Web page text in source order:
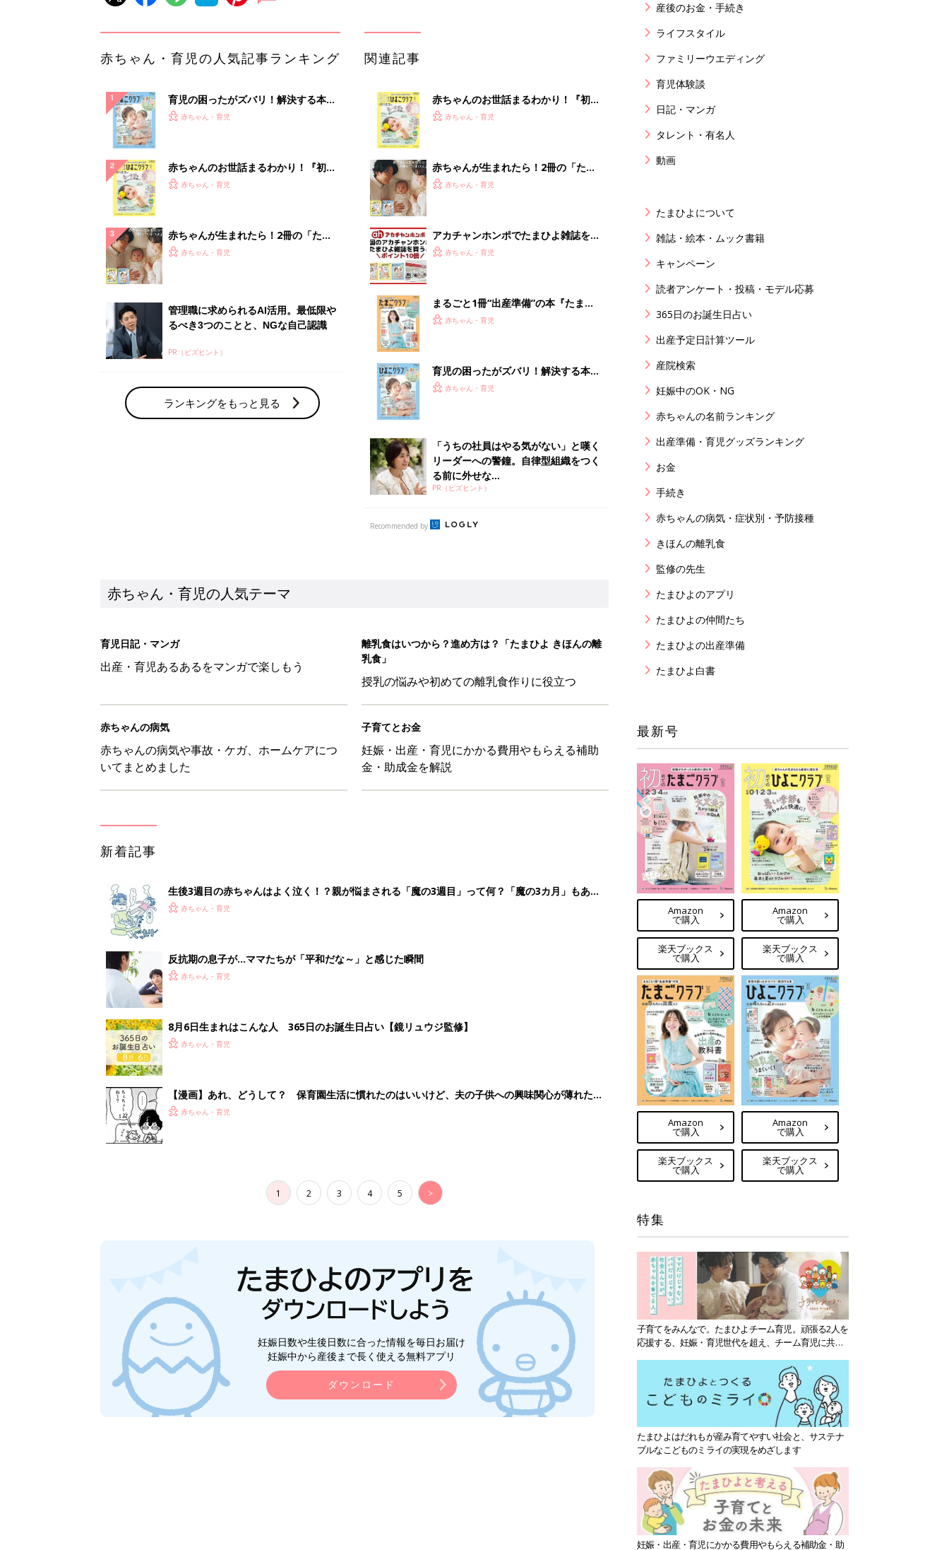
赤ちゃん・育児の人気記事ランキング
育児の困ったがズバリ！解決する本
『ひよこクラブ 夏号』 4カ月～2才
赤ちゃん・育児
赤ちゃんのお世話まるわかり！『初め
てのひよこクラブ 夏号』〈巻頭大特
赤ちゃん・育児
赤ちゃんが生まれたら！2冊の「たま
ひよ」
赤ちゃん・育児
管理職に求められるAI活用。最低限や
るべき3つのことと、NGな自己認識
PR（ビズヒント）
ランキングをもっと見る
関連記事
赤ちゃんのお世話まるわかり！『初め
てのひよこクラブ 夏号』〈巻頭大特
赤ちゃん・育児
赤ちゃんが生まれたら！2冊の「たま
ひよ」
赤ちゃん・育児
アカチャンホンポでたまひよ雑誌を買
うとポイント10倍【期間限定】
赤ちゃん・育児
まるごと1冊“出産準備”の本『たまご
クラブ 夏号』〈スペシャル大特集〉
赤ちゃん・育児
育児の困ったがズバリ！解決する本
『ひよこクラブ 夏号』 4カ月～2才
赤ちゃん・育児
「うちの社員はやる気がない」と嘆く
リーダーへの警鐘。自律型組織をつく
る前に外せな...
PR（ビズヒント）
Recommended by
赤ちゃん・育児の人気テーマ
育児日記・マンガ
出産・育児あるあるをマンガで楽しもう
離乳食はいつから？進め方は？「たまひよ きほんの離
乳食」
授乳の悩みや初めての離乳食作りに役立つ
赤ちゃんの病気
赤ちゃんの病気や事故・ケガ、ホームケアにつ
いてまとめました
子育てとお金
妊娠・出産・育児にかかる費用やもらえる補助
金・助成金を解説
新着記事
生後3週目の赤ちゃんはよく泣く！？親が悩まされる「魔の3週目」って何？「魔の3カ月」もある
って本当？【専門家】
赤ちゃん・育児
反抗期の息子が...ママたちが「平和だな～」と感じた瞬間
赤ちゃん・育児
8月6日生まれはこんな人 365日のお誕生日占い【鏡リュウジ監修】
赤ちゃん・育児
【漫画】あれ、どうして？ 保育園生活に慣れたのはいいけど、夫の子供への興味関心が薄れた気
がする……！『ふうふう子育て ＃91』
赤ちゃん・育児
1 2 3 4 5 >
妊娠日数や生後日数に合った情報を毎日お届け
妊娠中から産後まで長く使える無料アプリ
ダウンロード
産後のお金・手続き
ライフスタイル
ファミリーウエディング
育児体験談
日記・マンガ
タレント・有名人
動画
たまひよについて
雑誌・絵本・ムック書籍
キャンペーン
読者アンケート・投稿・モデル応募
365日のお誕生日占い
出産予定日計算ツール
産院検索
妊娠中のOK・NG
赤ちゃんの名前ランキング
出産準備・育児グッズランキング
お金
手続き
赤ちゃんの病気・症状別・予防接種
きほんの離乳食
監修の先生
たまひよのアプリ
たまひよの仲間たち
たまひよの出産準備
たまひよ白書
最新号
Amazon
で購入
楽天ブックス
で購入
Amazon
で購入
楽天ブックス
で購入
Amazon
で購入
楽天ブックス
で購入
Amazon
で購入
楽天ブックス
で購入
特集
子育てをみんなで。たまひよチーム育児。頑張る2人を
応援する、妊娠・育児世代を超え、チーム育児に共感
たまひよはだれもが産み育てやすい社会と、サステナ
ブルなこどものミライの実現をめざします
妊娠・出産・育児にかかる費用やもらえる補助金・助